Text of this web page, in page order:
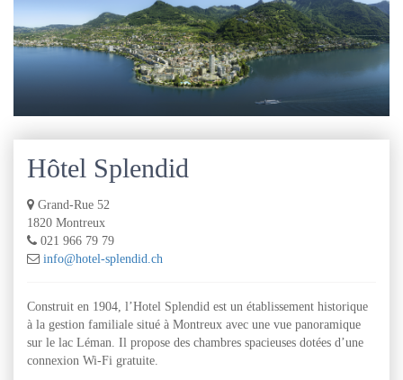
Hôtel Splendid
Grand-Rue 52
1820 Montreux
021 966 79 79
info@hotel-splendid.ch
Construit en 1904, l’Hotel Splendid est un établissement historique
à la gestion familiale situé à Montreux avec une vue panoramique
sur le lac Léman. Il propose des chambres spacieuses dotées d’une
connexion Wi-Fi gratuite.